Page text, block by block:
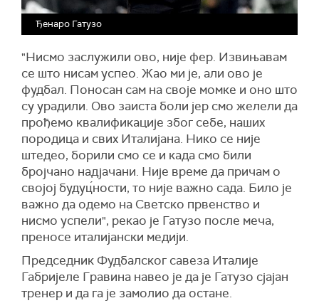
Ђенаро Гатузо
"Нисмо заслужили ово, није фер. Извињавам
се што нисам успео. Жао ми је, али ово је
фудбал. Поносан сам на своје момке и оно што
су урадили. Ово заиста боли јер смо желели да
прођемо квалификације због себе, наших
породица и свих Италијана. Нико се није
штедео, борили смо се и када смо били
бројчано надјачани. Није време да причам о
својој будуц́ности, то није важно сада. Било је
важно да одемо на Светско првенство и
нисмо успели", рекао је Гатузо после меча,
преносе италијански медији.
Председник Фудбалског савеза Италије
Габријеле Гравина навео је да је Гатузо сјајан
тренер и да га је замолио да остане.